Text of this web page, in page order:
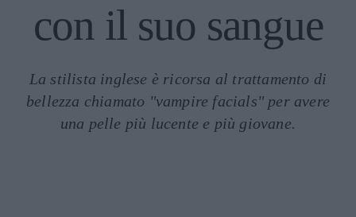
con il suo sangue
La stilista inglese è ricorsa al trattamento di
bellezza chiamato "vampire facials" per avere
una pelle più lucente e più giovane.